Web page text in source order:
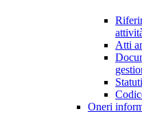
Atti
Oneri